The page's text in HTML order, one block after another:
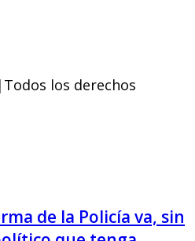
los derechos
de la Policía va, sin